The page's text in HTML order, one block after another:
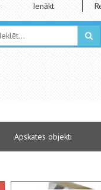
Ienākt
Apskates objekti